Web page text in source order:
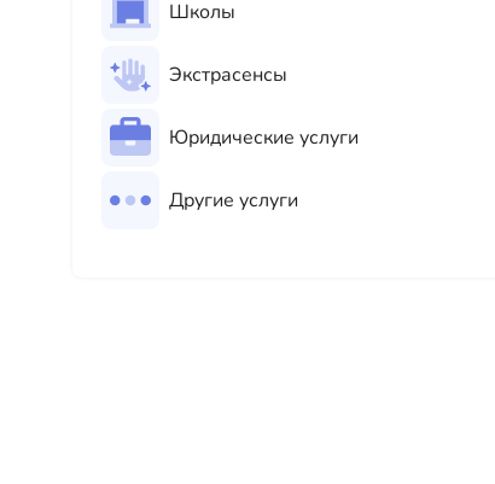
Школы
Экстрасенсы
Юридические услуги
Другие услуги